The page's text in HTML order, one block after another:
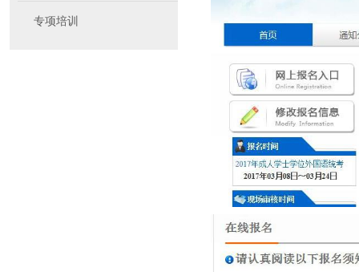
专项培训